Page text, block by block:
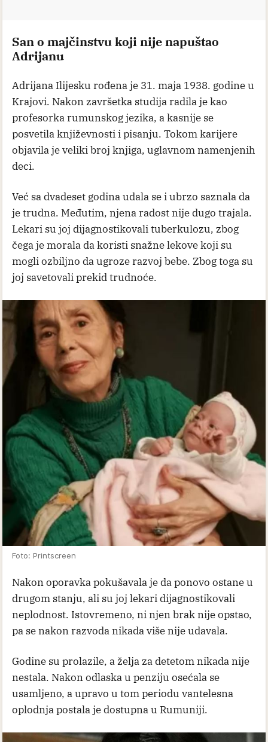
San o majčinstvu koji nije napuštao
Adrijanu
Adrijana Ilijesku rođena je 31. maja 1938. godine u
Krajovi. Nakon završetka studija radila je kao
profesorka rumunskog jezika, a kasnije se
posvetila književnosti i pisanju. Tokom karijere
objavila je veliki broj knjiga, uglavnom namenjenih
deci.
Već sa dvadeset godina udala se i ubrzo saznala da
je trudna. Međutim, njena radost nije dugo trajala.
Lekari su joj dijagnostikovali tuberkulozu, zbog
čega je morala da koristi snažne lekove koji su
mogli ozbiljno da ugroze razvoj bebe. Zbog toga su
joj savetovali prekid trudnoće.
Foto: Printscreen
Nakon oporavka pokušavala je da ponovo ostane u
drugom stanju, ali su joj lekari dijagnostikovali
neplodnost. Istovremeno, ni njen brak nije opstao,
pa se nakon razvoda nikada više nije udavala.
Godine su prolazile, a želja za detetom nikada nije
nestala. Nakon odlaska u penziju osećala se
usamljeno, a upravo u tom periodu vantelesna
oplodnja postala je dostupna u Rumuniji.